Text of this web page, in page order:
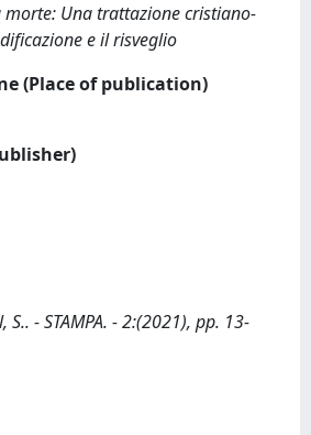
Una trattazione cristiano-
e il risveglio
(Place of publication)
- STAMPA. - 2:(2021), pp. 13-